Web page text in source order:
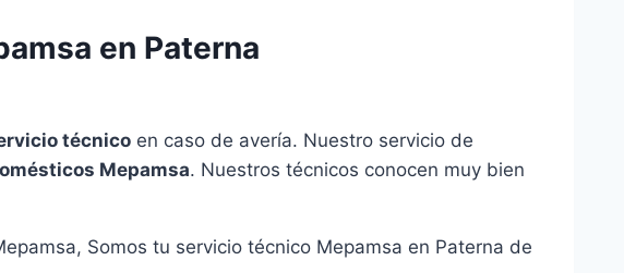
en Paterna
técnico en caso de avería. Nuestro servicio de
Mepamsa. Nuestros técnicos conocen muy bien
Somos tu servicio técnico Mepamsa en Paterna de